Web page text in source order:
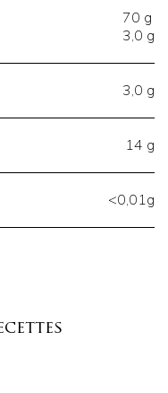
70 g
3,0 g
3,0 g
14 g
<0,01g